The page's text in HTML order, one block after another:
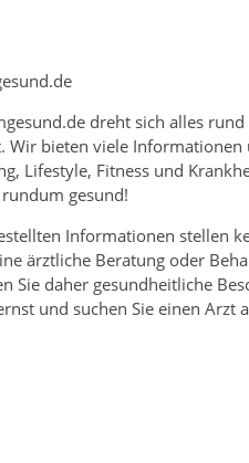
dreht sich alles rund
Wir bieten viele Informationen
Lifestyle, Fitness und
gesund!
Informationen stellen
ärztliche Beratung oder
Sie daher gesundheitliche
und suchen Sie einen Arzt